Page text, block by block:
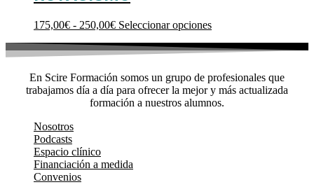
175,00€ - 250,00€Rango
precios:
175,00€
hasta
250,00€
Seleccionar opcionesEste
tiene
variantes.
Las
opciones
En Scire Formación somos un grupo de profesionales que
trabajamos día a día para ofrecer la mejor y más actualizada
formación a nuestros alumnos.
Nosotros
Podcasts
Espacio clínico
Financiación a medida
Convenios